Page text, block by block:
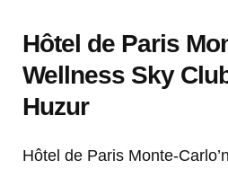
Hôtel de Paris
Wellness Sky
Huzur
Hôtel de Paris Monte-